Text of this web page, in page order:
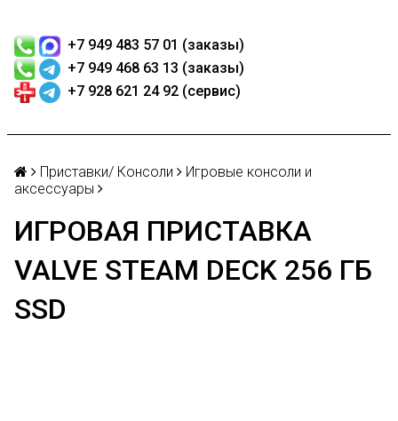
+7 949 483 57 01 (заказы)
+7 949 468 63 13 (заказы)
+7 928 621 24 92 (сервис)
Приставки/ Консоли
Игровые консоли и
аксессуары
ИГРОВАЯ ПРИСТАВКА
VALVE STEAM DECK 256 ГБ
SSD